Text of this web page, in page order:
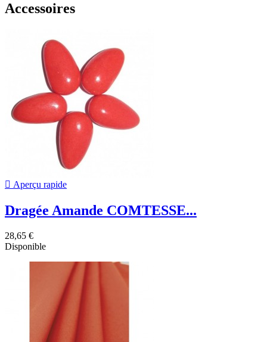
Accessoires
 Aperçu rapide
Dragée Amande COMTESSE...
28,65 €
Disponible